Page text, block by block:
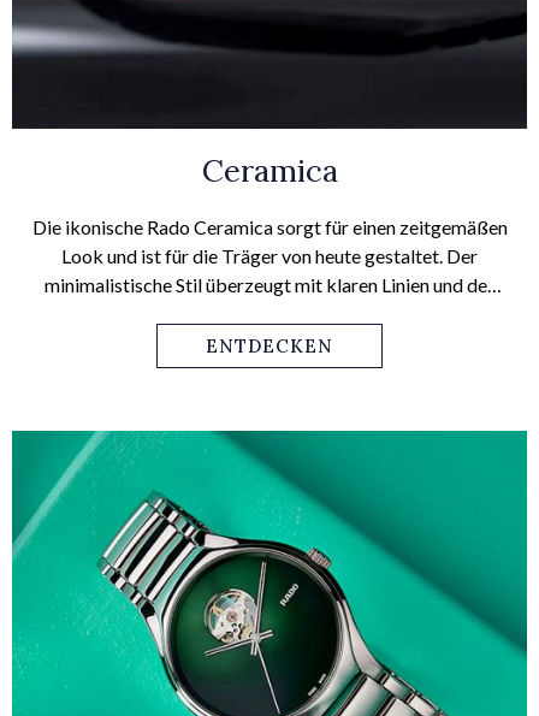
Ceramica
Die ikonische Rado Ceramica sorgt für einen zeitgemäßen
Look und ist für die Träger von heute gestaltet. Der
minimalistische Stil überzeugt mit klaren Linien und der
zum Blickfang am Handgelenk. Nicht umsonst hat Rado
über die Jahre mehrere internationale Designpreise für
ENTDECKEN